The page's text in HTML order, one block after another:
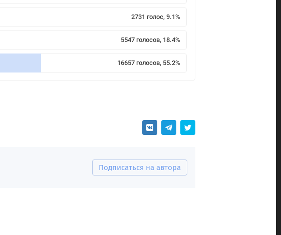
2731 голос, 9.1%
5547 голосов, 18.4%
16657 голосов, 55.2%
Подписаться на автора